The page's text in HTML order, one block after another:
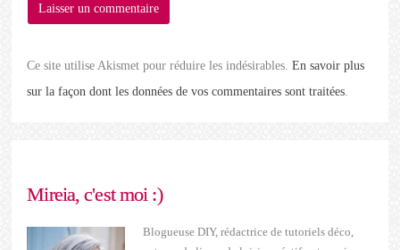
Ce site utilise Akismet pour réduire les indésirables.En savoir plus
sur la façon dont les données de vos commentaires sont traitées.
Mireia, c'est moi :)
Blogueuse DIY, rédactrice de tutoriels déco,